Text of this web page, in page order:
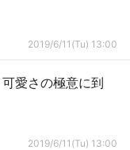
2019/6/11(Tu) 13:00
愛さの極意に到
2019/6/11(Tu) 13:00